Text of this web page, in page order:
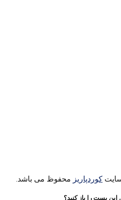
کوردپاریز محفوظ می باشد.
پست را باز کنید؟